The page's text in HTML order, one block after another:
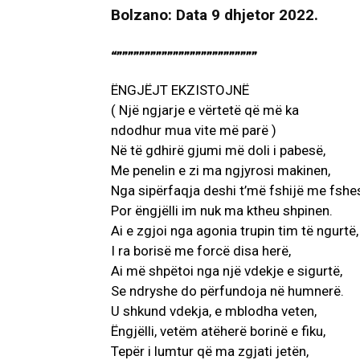
Bolzano: Data 9 dhjetor 2022.
“”””””””””””””””””””””””””
ËNGJËJT EKZISTOJNË
( Një ngjarje e vërtetë që më ka
ndodhur mua vite më parë )
Në të gdhirë gjumi më doli i pabesë,
Me penelin e zi ma ngjyrosi makinen,
Nga sipërfaqja deshi t’më fshijë me
Por ëngjëlli im nuk ma ktheu shpinen.
Ai e zgjoi nga agonia trupin tim të ngurtë,
I ra borisë me forcë disa herë,
Ai më shpëtoi nga një vdekje e sigurtë,
Se ndryshe do përfundoja në humnerë.
U shkund vdekja, e mblodha veten,
Ëngjëlli, vetëm atëherë borinë e fiku,
Tepër i lumtur që ma zgjati jetën,